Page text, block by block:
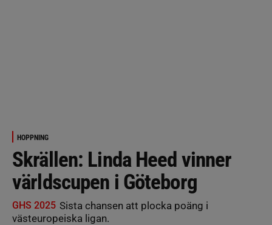
HOPPNING
Skrällen: Linda Heed vinner
världscupen i Göteborg
GHS 2025 Sista chansen att plocka poäng i
västeuropeiska ligan.